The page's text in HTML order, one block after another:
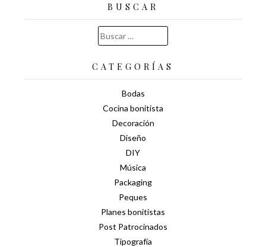
BUSCAR
Buscar:
CATEGORÍAS
Bodas
Cocina bonitista
Decoración
Diseño
DIY
Música
Packaging
Peques
Planes bonitistas
Post Patrocinados
Tipografía